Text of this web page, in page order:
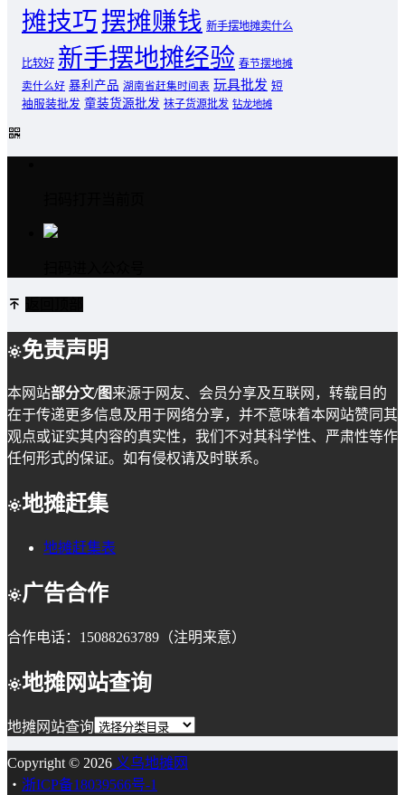
摊技巧摆摊赚钱 新手摆地摊卖什么
比较好 新手摆地摊经验 春节摆地摊
卖什么好 暴利产品 湖南省赶集时间表 玩具批发 短
袖服装批发 童装货源批发 袜子货源批发 钻龙地摊
免责声明
本网站部分文/图来源于网友、会员分享及互联网，转载目的
在于传递更多信息及用于网络分享，并不意味着本网站赞同其
观点或证实其内容的真实性，我们不对其科学性、严肃性等作
任何形式的保证。如有侵权请及时联系。
地摊赶集
地摊赶集表
广告合作
合作电话：15088263789（注明来意）
地摊网站查询
地摊网站查询
Copyright © 2026 义乌地摊网
・ 浙ICP备18039566号-1